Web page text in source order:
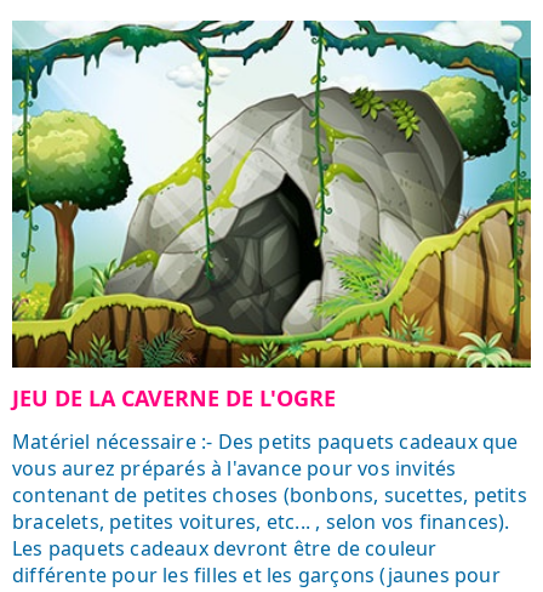
JEU DE LA CAVERNE DE L'OGRE
Matériel nécessaire :- Des petits paquets cadeaux que
vous aurez préparés à l'avance pour vos invités
contenant de petites choses (bonbons, sucettes, petits
bracelets, petites voitures, etc... , selon vos finances).
Les paquets cadeaux devront être de couleur
différente pour les filles et les garçons (jaunes pour